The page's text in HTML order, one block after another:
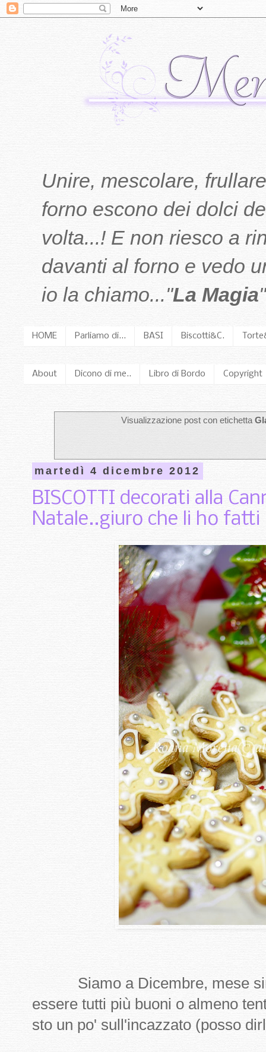
Unire, mescolare,
forno escono dei dolci
volta...! E non riesco a
davanti al forno e vedo
io la chiamo..."La Magia
HOME Parliamo di... BASI Biscotti&C.
About Dicono di me.. Libro di Bordo Copyright
Visualizzazione post con etichetta
martedì 4 dicembre 2012
BISCOTTI decorati alla
Natale..giuro che li ho
Siamo a Dicembre, mese
essere tutti più buoni o almeno
sto un po' sull'incazzato (posso